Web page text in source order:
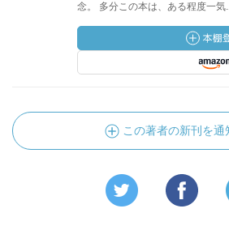
念。 多分この本は、ある程度一気
この著者の新刊を通